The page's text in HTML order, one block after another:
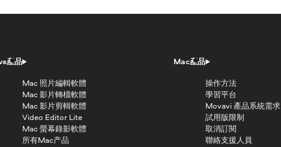
產品
Mac產品
Mac 照片編輯軟體
Mac 影片轉檔軟體
Mac 影片剪輯軟體
Video Editor Lite
Mac 螢幕錄影軟體
所有Mac产品
操作方法
學習平台
Movavi 產品系統需求
試用版限制
取消訂閱
聯絡支援人員